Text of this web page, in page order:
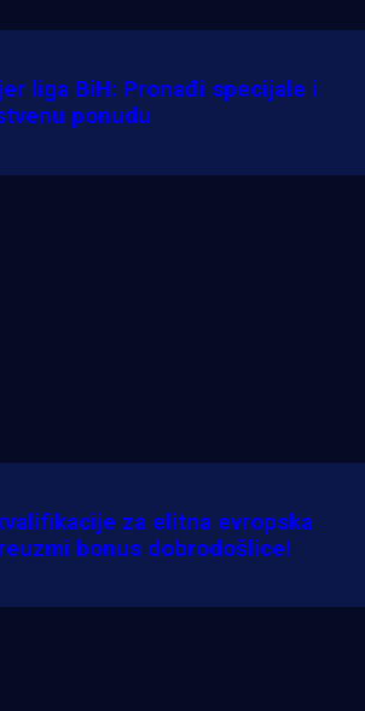
liga BiH: Pronađi specijale i
ponudu
za elitna evropska
bonus dobrodošlice!